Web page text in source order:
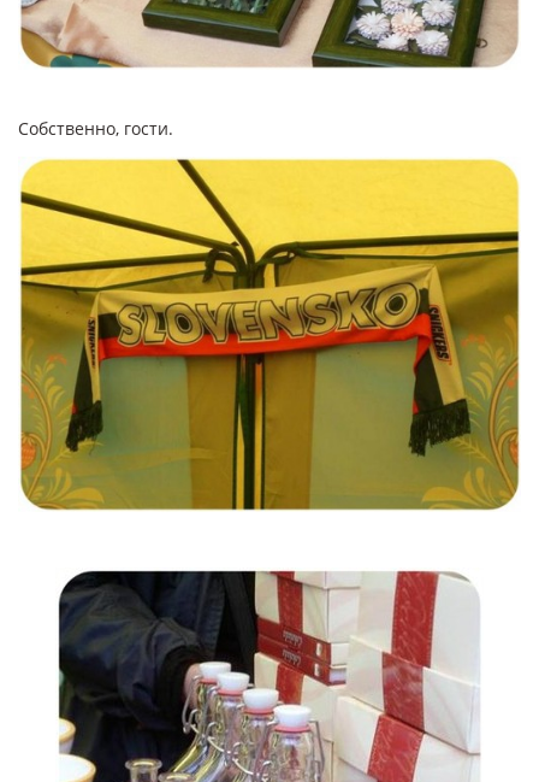
Собственно, гости.